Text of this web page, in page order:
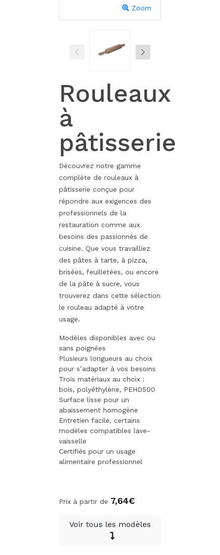
Zoom
Rouleaux
à
pâtisserie
Découvrez notre gamme
complète de rouleaux à
pâtisserie conçue pour
répondre aux exigences des
professionnels de la
restauration comme aux
besoins des passionnés de
cuisine. Que vous travailliez
des pâtes à tarte, à pizza,
brisées, feuilletées, ou encore
de la pâte à sucre, vous
trouverez dans cette sélection
le rouleau adapté à votre
usage.
Modèles disponibles avec ou
sans poignées
Plusieurs longueurs au choix
pour s’adapter à vos besoins
Trois matériaux au choix :
bois, polyéthylène, PEHD500
Surface lisse pour un
abaissement homogène
Entretien facile, certains
modèles compatibles lave-
vaisselle
Certifiés pour un usage
alimentaire professionnel
Prix à partir de 7,64€
Voir tous les modèles